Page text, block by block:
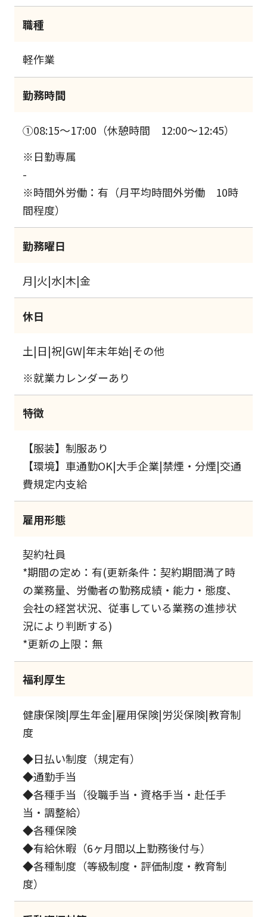
職種
軽作業
勤務時間
①08:15～17:00（休憩時間 12:00～12:45）
※日勤専属
-
※時間外労働：有（月平均時間外労働 10時
間程度）
勤務曜日
月|火|水|木|金
休日
土|日|祝|GW|年末年始|その他
※就業カレンダーあり
特徴
【服装】制服あり
【環境】車通勤OK|大手企業|禁煙・分煙|交通
費規定内支給
雇用形態
契約社員
*期間の定め：有(更新条件：契約期間満了時
の業務量、労働者の勤務成績・能力・態度、
会社の経営状況、従事している業務の進捗状
況により判断する)
*更新の上限：無
福利厚生
健康保険|厚生年金|雇用保険|労災保険|教育制
度
◆日払い制度（規定有）
◆通勤手当
◆各種手当（役職手当・資格手当・赴任手
当・調整給）
◆各種保険
◆有給休暇（6ヶ月間以上勤務後付与）
◆各種制度（等級制度・評価制度・教育制
度）